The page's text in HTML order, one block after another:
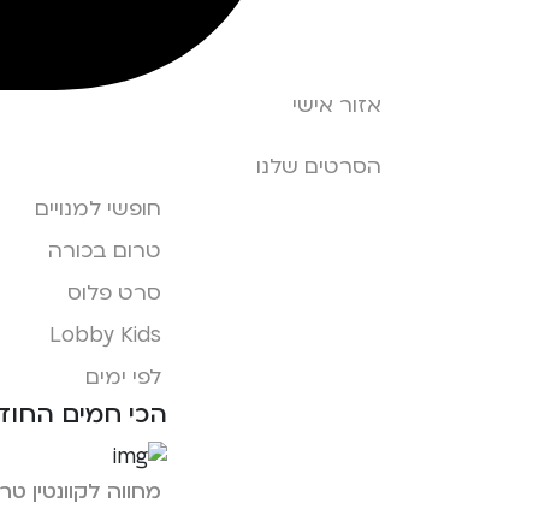
אזור אישי
הסרטים שלנו
חופשי למנויים
טרום בכורה
סרט פלוס
Lobby Kids
לפי ימים
הכי חמים
מחווה לקוונטין